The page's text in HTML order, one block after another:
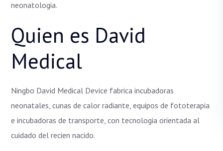
neonatologia.
Quien es David
Medical
Ningbo David Medical Device fabrica incubadoras
neonatales, cunas de calor radiante, equipos de fototerapia
e incubadoras de transporte, con tecnologia orientada al
cuidado del recien nacido.